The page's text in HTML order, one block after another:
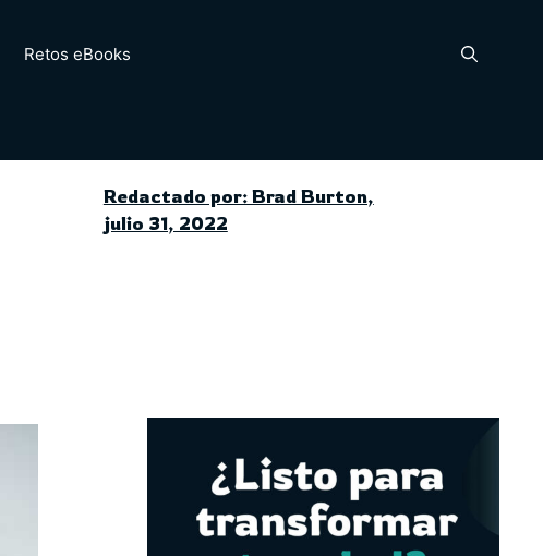
Retos eBooks
Redactado por: Brad Burton,
julio 31, 2022